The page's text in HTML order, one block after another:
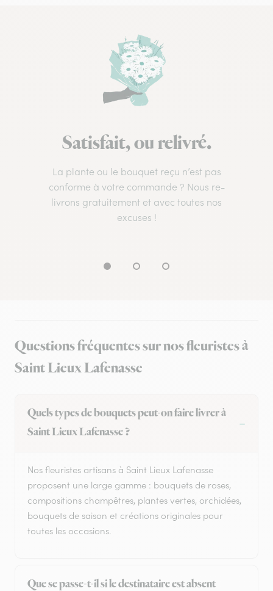
Satisfait, ou relivré.
La plante ou le bouquet reçu n’est pas
conforme à votre commande ? Nous re-
livrons gratuitement et avec toutes nos
excuses !
Questions fréquentes sur nos fleuristes à
Saint Lieux Lafenasse
Quels types de bouquets peut-on faire livrer à
Saint Lieux Lafenasse ?
Nos fleuristes artisans à Saint Lieux Lafenasse
proposent une large gamme : bouquets de roses,
compositions champêtres, plantes vertes, orchidées,
bouquets de saison et créations originales pour
toutes les occasions.
Que se passe-t-il si le destinataire est absent